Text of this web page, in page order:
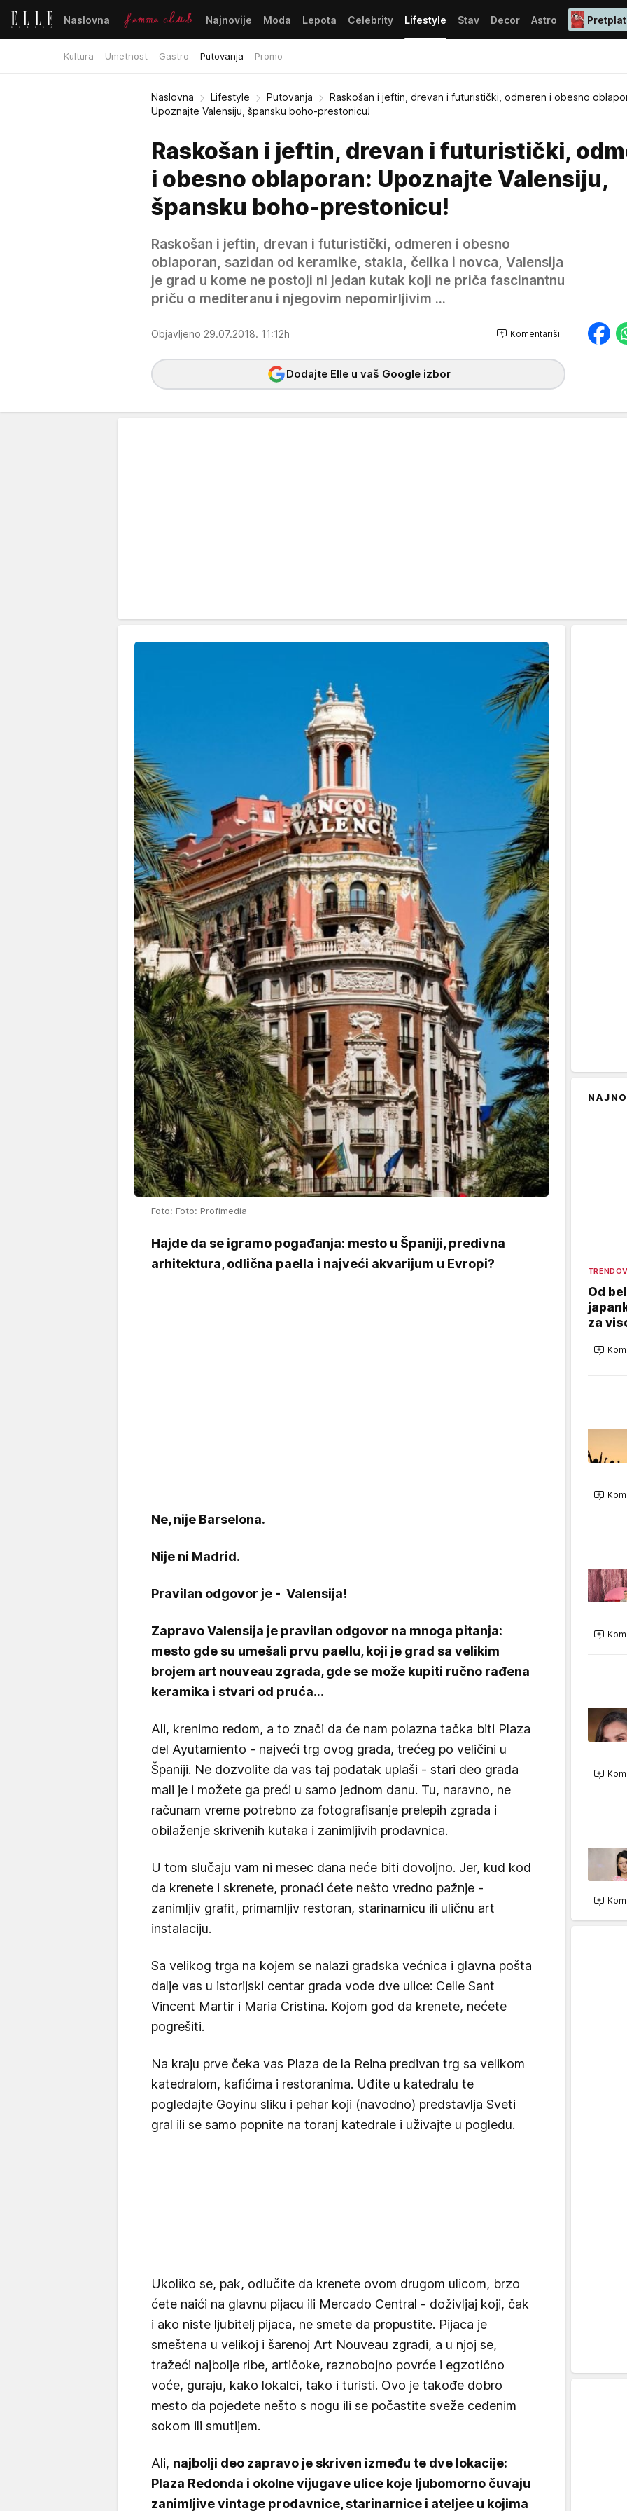
Naslovna Najnovije Moda Lepota Celebrity Lifestyle
Kultura Umetnost Gastro Putovanja Promo
Stav Decor Astro
Naslovna Lifestyle Putovanja
Raskošan i jeftin, drevan i futuristički, odmeren i obesno
Upoznajte Valensiju, špansku boho-prestonicu!
Raskošan i jeftin, drevan i futuristički,
i obesno oblaporan: Upoznajte Valensiju,
špansku boho-prestonicu!
Raskošan i jeftin, drevan i futuristički, odmeren i obesno
oblaporan, sazidan od keramike, stakla, čelika i novca, Valensija
je grad u kome ne postoji ni jedan kutak koji ne priča fascinantnu
priču o mediteranu i njegovim nepomirljivim ...
Objavljeno 29.07.2018. 11:12h Komentariši
Dodajte Elle u vaš Google izbor
Foto: Foto: Profimedia
Hajde da se igramo pogađanja: mesto u Španiji, predivna
arhitektura, odlična paella i najveći akvarijum u Evropi?
Ne, nije Barselona.
Nije ni Madrid.
Pravilan odgovor je - Valensija!
Zapravo Valensija je pravilan odgovor na mnoga pitanja:
mesto gde su umešali prvu paellu, koji je grad sa velikim
brojem art nouveau zgrada, gde se može kupiti ručno rađena
keramika i stvari od pruća…
Ali, krenimo redom, a to znači da će nam polazna tačka biti Plaza
del Ayutamiento - najveći trg ovog grada, trećeg po veličini u
Španiji. Ne dozvolite da vas taj podatak uplaši - stari deo grada
mali je i možete ga preći u samo jednom danu. Tu, naravno, ne
računam vreme potrebno za fotografisanje prelepih zgrada i
obilaženje skrivenih kutaka i zanimljivih prodavnica.
U tom slučaju vam ni mesec dana neće biti dovoljno. Jer, kud kod
da krenete i skrenete, pronaći ćete nešto vredno pažnje -
zanimljiv grafit, primamljiv restoran, starinarnicu ili uličnu art
instalaciju.
Sa velikog trga na kojem se nalazi gradska većnica i glavna pošta
dalje vas u istorijski centar grada vode dve ulice: Celle Sant
Vincent Martir i Maria Cristina. Kojom god da krenete, nećete
pogrešiti.
Na kraju prve čeka vas Plaza de la Reina predivan trg sa velikom
katedralom, kafićima i restoranima. Uđite u katedralu te
pogledajte Goyinu sliku i pehar koji (navodno) predstavlja Sveti
gral ili se samo popnite na toranj katedrale i uživajte u pogledu.
Ukoliko se, pak, odlučite da krenete ovom drugom ulicom, brzo
ćete naići na glavnu pijacu ili Mercado Central - doživljaj koji, čak
i ako niste ljubitelj pijaca, ne smete da propustite. Pijaca je
smeštena u velikoj i šarenoj Art Nouveau zgradi, a u njoj se,
tražeći najbolje ribe, artičoke, raznobojno povrće i egzotično
voće, guraju, kako lokalci, tako i turisti. Ovo je takođe dobro
mesto da pojedete nešto s nogu ili se počastite sveže ceđenim
sokom ili smutijem.
Ali, najbolji deo zapravo je skriven između te dve lokacije:
Plaza Redonda i okolne vijugave ulice koje ljubomorno čuvaju
zanimljive vintage prodavnice, starinarnice i ateljee u kojima
Od
za